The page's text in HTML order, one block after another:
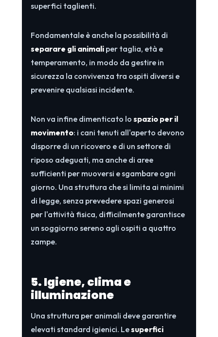
superfici taglienti.
Fondamentale è anche la possibilità di
separare gli animaliper taglia, età e
temperamento, in modo da gestire in
sicurezza la convivenza tra ospiti diversi e
prevenire qualsiasi incidente.
Non va infine dimenticato lo spazio per il
movimento: i cani tenuti all'aperto devono
disporre di un ricovero e di un settore di
riposo adeguati, ma anche di aree
sufficienti per muoversi e sgambare ogni
giorno. Una struttura che si limita ai minimi
di legge, senza prevedere spazi generosi
per l'attività fisica, difficilmente garantisce
un soggiorno sereno agli ospiti a quattro
zampe.
5. Igiene, clima e
illuminazione
Una struttura per animali deve garantire
elevati standard igienici. Lesuperfici